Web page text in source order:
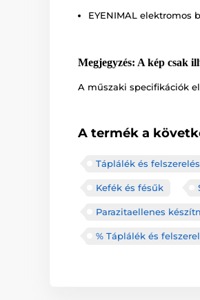
EYENIMAL elektromos
Megjegyzés: A kép csak
A műszaki specifikációk
A termék a
Táplálék és felszerelés
Kefék és fésűk
Parazitaellenes
% Táplálék és